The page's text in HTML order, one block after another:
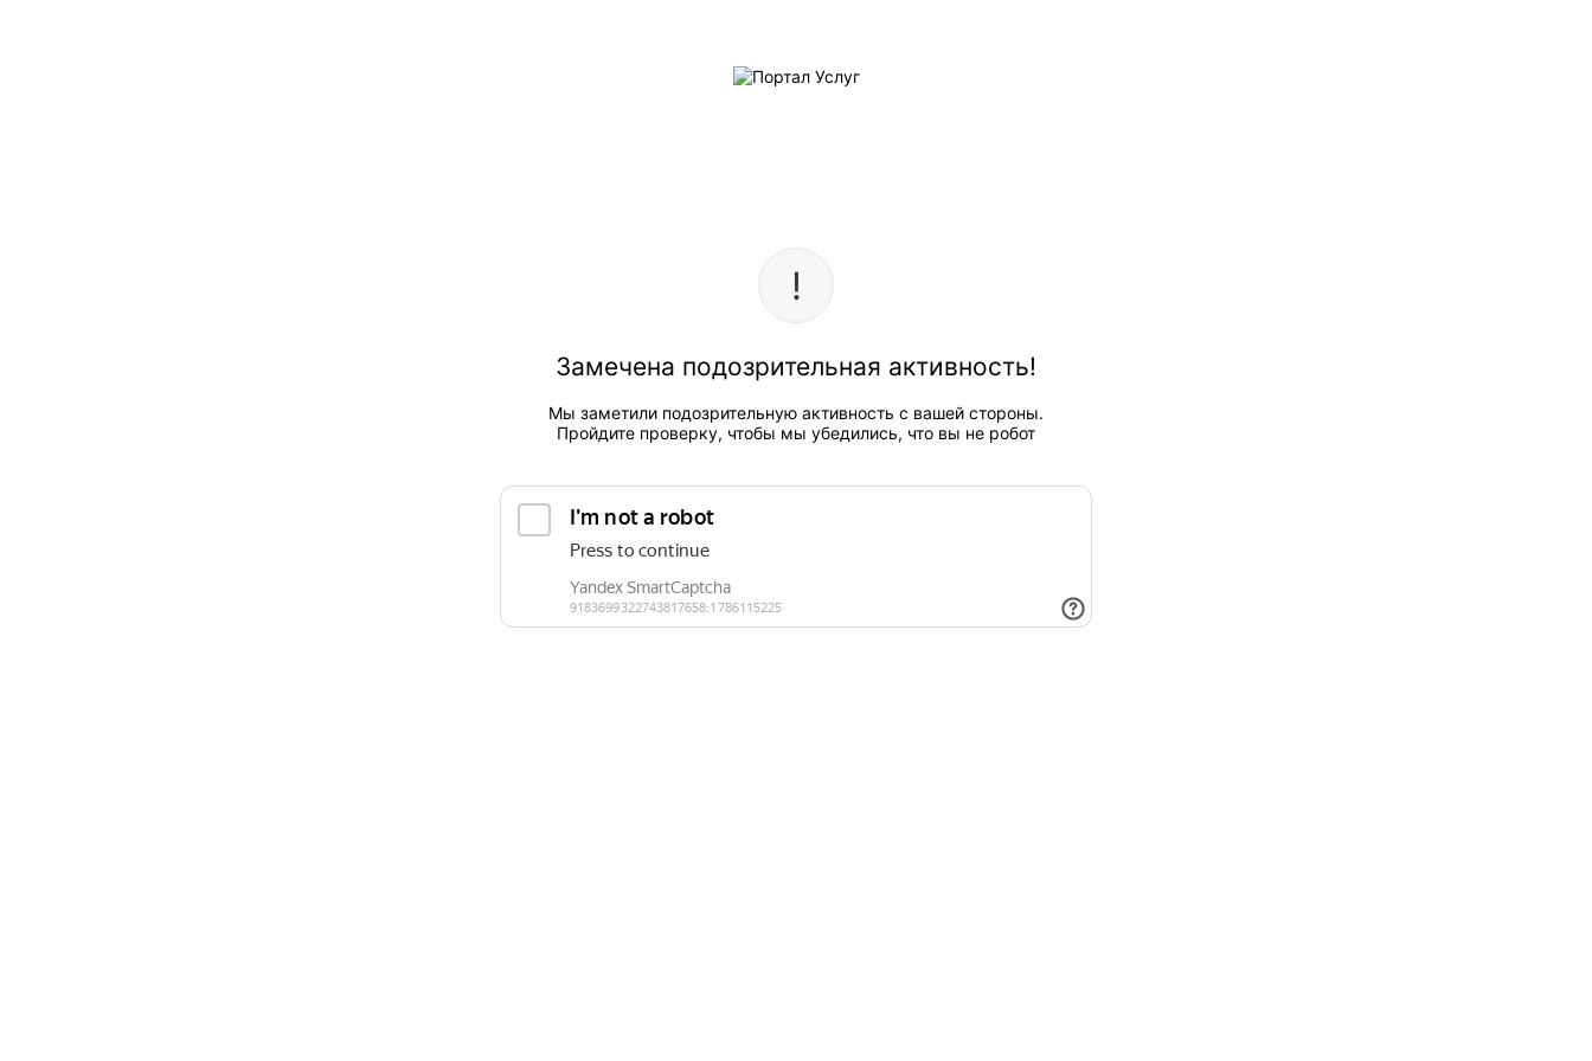
Замечена подозрительная активность!
Мы заметили подозрительную активность с вашей стороны.
Пройдите проверку, чтобы мы убедились, что вы не робот